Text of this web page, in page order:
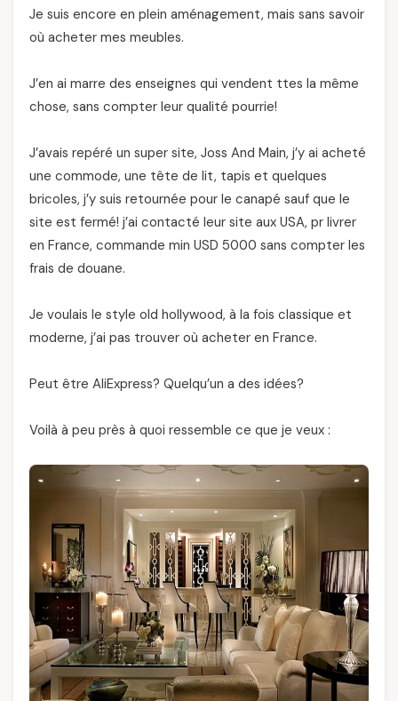
Je suis encore en plein aménagement, mais sans savoir
où acheter mes meubles.
J’en ai marre des enseignes qui vendent ttes la même
chose, sans compter leur qualité pourrie!
J’avais repéré un super site, Joss And Main, j’y ai acheté
une commode, une tête de lit, tapis et quelques
bricoles, j’y suis retournée pour le canapé sauf que le
site est fermé! j’ai contacté leur site aux USA, pr livrer
en France, commande min USD 5000 sans compter les
frais de douane.
Je voulais le style old hollywood, à la fois classique et
moderne, j’ai pas trouver où acheter en France.
Peut être AliExpress? Quelqu’un a des idées?
Voilà à peu près à quoi ressemble ce que je veux :